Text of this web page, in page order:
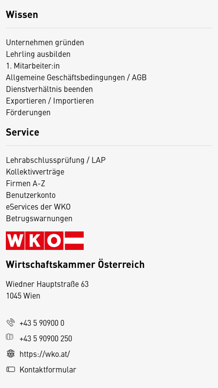
Wissen
Unternehmen gründen
Lehrling ausbilden
1. Mitarbeiter:in
Allgemeine Geschäftsbedingungen / AGB
Dienstverhältnis beenden
Exportieren / Importieren
Förderungen
Service
Lehrabschlussprüfung / LAP
Kollektivverträge
Firmen A-Z
Benutzerkonto
eServices der WKO
Betrugswarnungen
Wirtschaftskammer Österreich
Wiedner Hauptstraße 63
1045 Wien
+43 5 90900 0
+43 5 90900 250
https://wko.at/
Kontaktformular
D
s
e
S
e